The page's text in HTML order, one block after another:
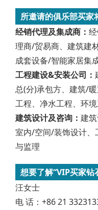
所邀请的俱乐部买家
经销代理及集成商：
理商/贸易商、建筑建
成套设备/智能家居集
工程建设&安装公司：
总(分)承包方、建筑/
工程、净水工程、环境
建筑设计及咨询： 建筑
室内/空间/装饰设计、
与监理
想要了解“VIP买家钻
汪女士
电 话：+86 21